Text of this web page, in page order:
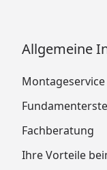
Allgemeine
Fachberatung
Ihre Vorteile